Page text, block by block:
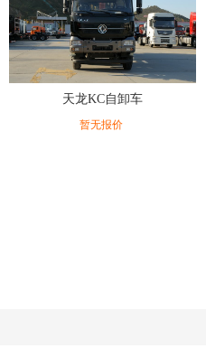
天龙KC自卸车
暂无报价